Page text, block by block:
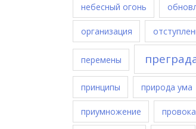
небесный огонь
организация
перемены
принципы природа ума
приумножение